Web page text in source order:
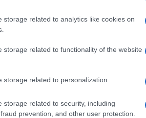
storage related to analytics like cookies on
storage related to functionality of the website
related to personalization.
storage related to security, including
prevention, and other user protection.